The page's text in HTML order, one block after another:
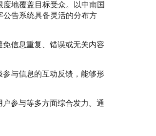
地覆盖目标受众。以中南国
公告系统具备灵活的分布方
信息重复、错误或无关内容
与信息的互动反馈，能够形
参与等多方面综合发力。通